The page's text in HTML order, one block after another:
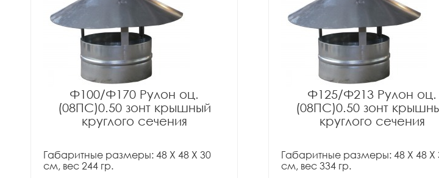
Ф100/Ф170 Рулон оц.
(08ПС)0.50 зонт крышный
круглого сечения
Габаритные размеры: 48 X 48 X 30
см, вес 244 гр.
Ф125/Ф213 Рулон оц.
(08ПС)0.50 зонт
круглого сечения
Габаритные размеры: 48 X 48 X
см, вес 334 гр.